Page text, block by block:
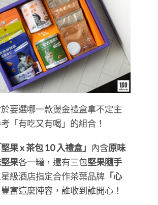
要選哪一款燙金禮盒拿不定主
「有吃又有喝」的組合！
堅果 x 茶包 10 入禮盒」 內含原味
果各一罐，還有三包堅果隨手
級酒店指定合作茶葉品牌 「心
富這麼陣容，誰收到誰開心！